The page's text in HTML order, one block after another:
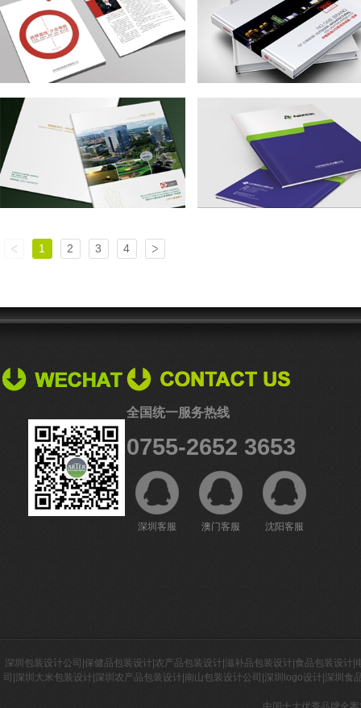
1 2 3 4
全国统一服务热线
0755-2652 3653
深圳客服 澳门客服 沈阳客服
深圳包装设计公司|保健品包装设计|农产品包装设计|滋补品包装设计|食品包装设
司|深圳大米包装设计|深圳农产品包装设计|南山包装设计公司|深圳logo设计|深圳